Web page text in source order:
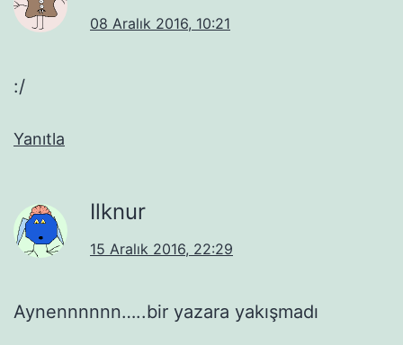
08 Aralık 2016, 10:21
:/
Yanıtla
Ilknur
15 Aralık 2016, 22:29
Aynennnnnn…..bir yazara yakışmadı